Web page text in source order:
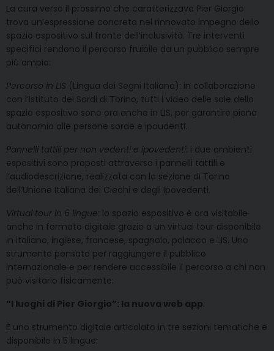
La cura verso il prossimo che caratterizzava Pier Giorgio
trova un’espressione concreta nel rinnovato impegno dello
spazio espositivo sul fronte dell’inclusività. Tre interventi
specifici rendono il percorso fruibile da un pubblico sempre
più ampio:
Percorso in LIS (Lingua dei Segni Italiana): in collaborazione
con l’Istituto dei Sordi di Torino, tutti i video delle sale dello
spazio espositivo sono ora anche in LIS, per garantire piena
autonomia alle persone sorde e ipoudenti.
Pannelli tattili per non vedenti e ipovedenti: i due ambienti
espositivi sono proposti attraverso i pannelli tattili e
l’audiodescrizione, realizzata con la sezione di Torino
dell’Unione Italiana dei Ciechi e degli Ipovedenti.
Virtual tour in 6 lingue: lo spazio espositivo è ora visitabile
anche in formato digitale grazie a un virtual tour disponibile
in italiano, inglese, francese, spagnolo, polacco e LIS. Uno
strumento pensato per raggiungere il pubblico
internazionale e per rendere accessibile il percorso a chi non
può visitarlo fisicamente.
“I luoghi di Pier Giorgio”: la nuova web app.
È uno strumento digitale articolato in tre sezioni tematiche e
disponibile in 5 lingue: